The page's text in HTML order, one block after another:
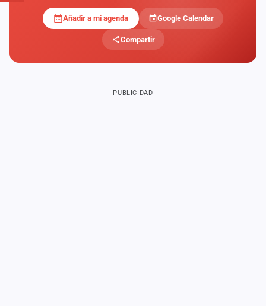
Añadir a mi agenda Google Calendar
Compartir
PUBLICIDAD